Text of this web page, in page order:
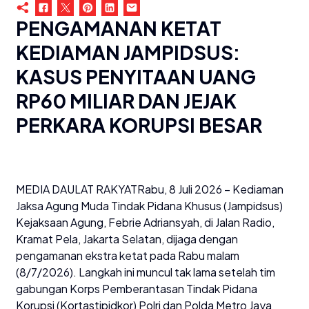
PENGAMANAN KETAT
KEDIAMAN JAMPIDSUS:
KASUS PENYITAAN UANG
RP60 MILIAR DAN JEJAK
PERKARA KORUPSI BESAR
MEDIA DAULAT RAKYATRabu, 8 Juli 2026 – Kediaman
Jaksa Agung Muda Tindak Pidana Khusus (Jampidsus)
Kejaksaan Agung, Febrie Adriansyah, di Jalan Radio,
Kramat Pela, Jakarta Selatan, dijaga dengan
pengamanan ekstra ketat pada Rabu malam
(8/7/2026). Langkah ini muncul tak lama setelah tim
gabungan Korps Pemberantasan Tindak Pidana
Korupsi (Kortastipidkor) Polri dan Polda Metro Jaya